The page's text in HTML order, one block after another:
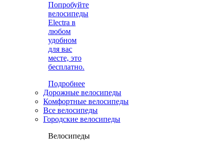
Попробуйте
велосипеды
Electra в
любом
удобном
для вас
месте, это
бесплатно.
Подробнее
Дорожные велосипеды
Комфортные велосипеды
Все велосипеды
Городские велосипеды
Велосипеды